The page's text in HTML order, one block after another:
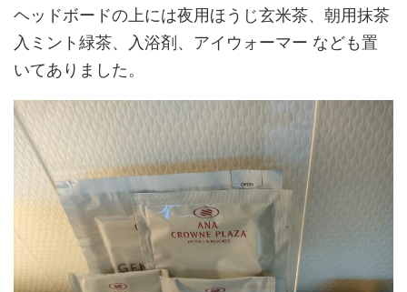
ヘッドボードの上には夜用ほうじ玄米茶、朝用抹茶
入ミント緑茶、入浴剤、アイウォーマー なども置
いてありました。